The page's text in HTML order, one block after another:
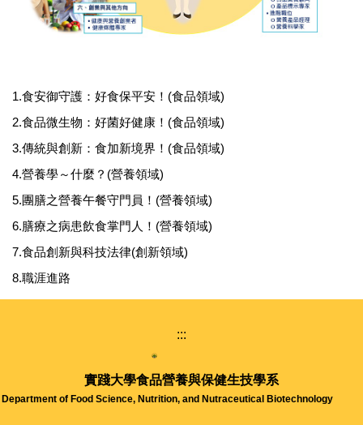
1.食安御守護：好食保平安！(食品領域)
2.食品微生物：好菌好健康！(食品領域)
3.傳統與創新：食加新境界！(食品領域)
4.營養學～什麼？(營養領域)
5.團膳之營養午餐守門員！(營養領域)
6.膳療之病患飲食掌門人！(營養領域)
7.食品創新與科技法律(創新領域)
8.職涯進路
:::
實踐大學食品營養與保健生技學系
Department of Food Science, Nutrition, and Nutraceutical Biotechnology